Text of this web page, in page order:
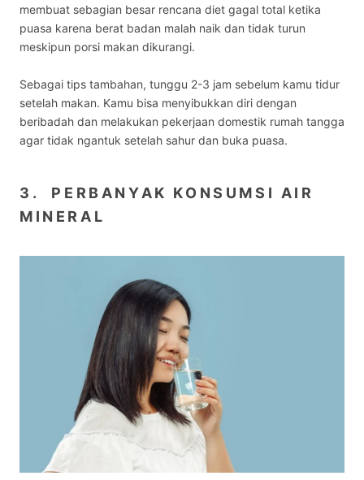
membuat sebagian besar rencana diet gagal total ketika
puasa karena berat badan malah naik dan tidak turun
meskipun porsi makan dikurangi.
Sebagai tips tambahan, tunggu 2-3 jam sebelum kamu tidur
setelah makan. Kamu bisa menyibukkan diri dengan
beribadah dan melakukan pekerjaan domestik rumah tangga
agar tidak ngantuk setelah sahur dan buka puasa.
3. PERBANYAK KONSUMSI AIR
MINERAL